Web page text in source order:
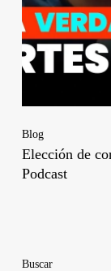
Blog
Elección de
Podcast
Buscar